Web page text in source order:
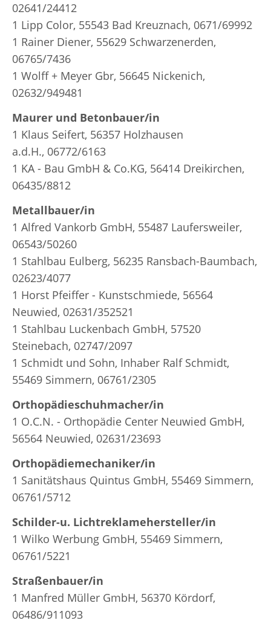
02641/24412
1 Lipp Color, 55543 Bad Kreuznach, 0671/69992
1 Rainer Diener, 55629 Schwarzenerden,
06765/7436
1 Wolff + Meyer Gbr, 56645 Nickenich,
02632/949481
Maurer und Betonbauer/in
1 Klaus Seifert, 56357 Holzhausen
a.d.H., 06772/6163
1 KA - Bau GmbH & Co.KG, 56414 Dreikirchen,
06435/8812
Metallbauer/in
1 Alfred Vankorb GmbH, 55487 Laufersweiler,
06543/50260
1 Stahlbau Eulberg, 56235 Ransbach-Baumbach,
02623/4077
1 Horst Pfeiffer - Kunstschmiede, 56564
Neuwied, 02631/352521
1 Stahlbau Luckenbach GmbH, 57520
Steinebach, 02747/2097
1 Schmidt und Sohn, Inhaber Ralf Schmidt,
55469 Simmern, 06761/2305
Orthopädieschuhmacher/in
1 O.C.N. - Orthopädie Center Neuwied GmbH,
56564 Neuwied, 02631/23693
Orthopädiemechaniker/in
1 Sanitätshaus Quintus GmbH, 55469 Simmern,
06761/5712
Schilder-u. Lichtreklamehersteller/in
1 Wilko Werbung GmbH, 55469 Simmern,
06761/5221
Straßenbauer/in
1 Manfred Müller GmbH, 56370 Kördorf,
06486/911093